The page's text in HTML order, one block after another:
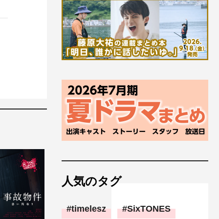
人気のタグ
timelesz SixTONES